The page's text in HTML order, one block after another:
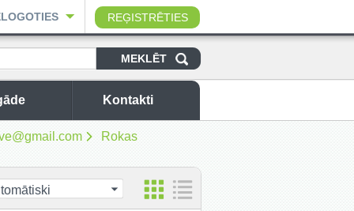
REĢISTRĒTIES
Kontakti
Rokas